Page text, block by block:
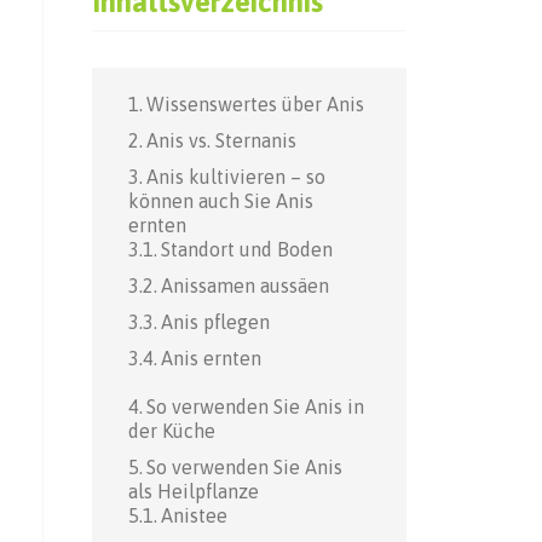
Wissenswertes über Anis
Anis vs. Sternanis
Anis kultivieren – so
können auch Sie Anis
ernten
Standort und Boden
Anissamen aussäen
Anis pflegen
Anis ernten
So verwenden Sie Anis in
der Küche
So verwenden Sie Anis
als Heilpflanze
Anistee